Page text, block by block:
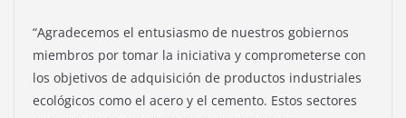
“Agradecemos el entusiasmo de nuestros gobiernos
miembros por tomar la iniciativa y comprometerse con
los objetivos de adquisición de productos industriales
ecológicos como el acero y el cemento. Estos sectores